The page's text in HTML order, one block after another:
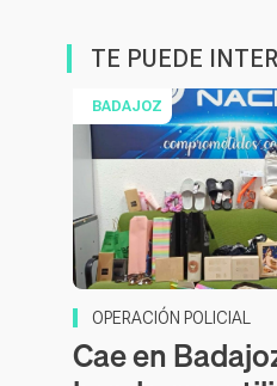
TE PUEDE
BADAJOZ
OPERACIÓN POLICIAL
Cae en